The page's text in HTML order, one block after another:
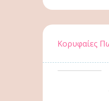
Κορυφαίες